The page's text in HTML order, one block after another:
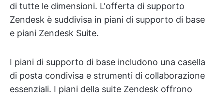
di tutte le dimensioni. L'offerta di supporto
Zendesk è suddivisa in piani di supporto di base
e piani Zendesk Suite.
I piani di supporto di base includono una casella
di posta condivisa e strumenti di collaborazione
essenziali. I piani della suite Zendesk offrono